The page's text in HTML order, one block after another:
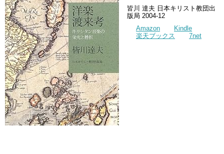
皆川 達夫 日本キリスト教団出
版局 2004-12
Amazon
Kindle
楽天ブックス
7net